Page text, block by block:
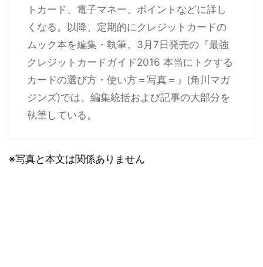
トカード、電子マネー、ポイントなどに詳し
くなる。以降、定期的にクレジットカードの
ムック本を編集・執筆。3月7日発売の『最強
クレジットカードガイド2016 本当にトクする
カードの選び方・使い方＝写真＝』(角川マガ
ジンズ)では、編集統括および記事の大部分を
執筆している。
※写真と本文は関係ありません